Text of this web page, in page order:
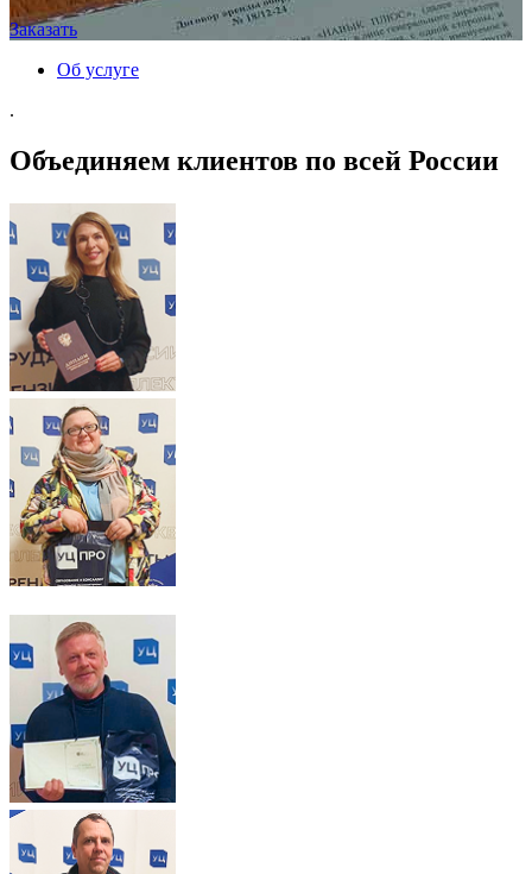
Заказать
Об услуге
.
Объединяем клиентов по всей России